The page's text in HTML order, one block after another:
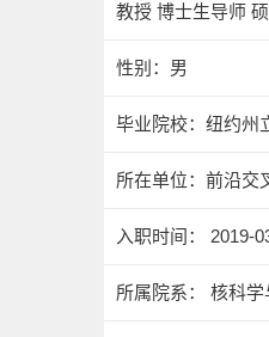
教授 博士生导师
性别：男
毕业院校：纽约州
所在单位：前沿交
入职时间： 2019-
所属院系： 核科